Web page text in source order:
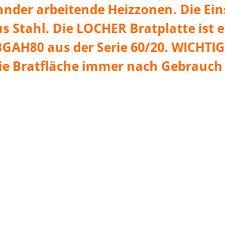
arbeitende Heizzonen. Die
Die LOCHER Bratplatte ist
aus der Serie 60/20.
Bratfläche immer nach